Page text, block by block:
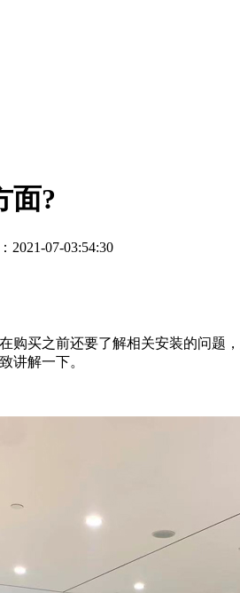
面?
2021-07-03:54:30
买之前还要了解相关安装的问题
讲解一下。